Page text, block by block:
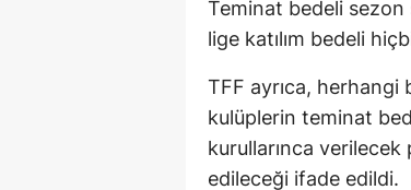
Teminat bedeli
lige katılım bedeli
TFF ayrıca, herhangi
kulüplerin teminat
kurullarınca
edileceği ifade edildi.